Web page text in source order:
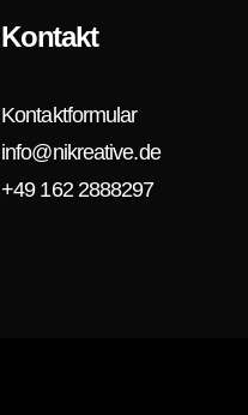
Kontakt
Kontaktformular
info@nikreative.de
+49 162 2888297